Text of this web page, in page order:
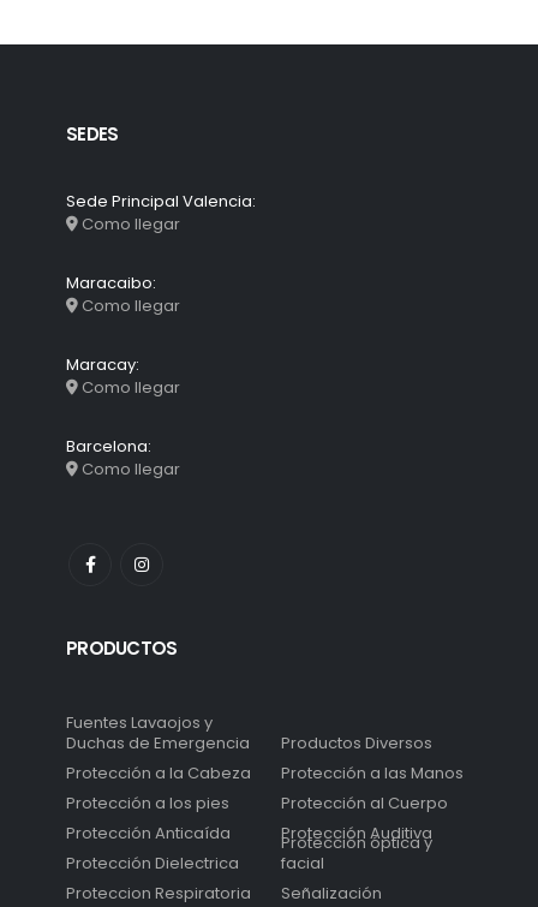
GUANTE ANTI IMPACTO TPR
SEDES
Sede Principal Valencia:
Como llegar
Maracaibo:
Como llegar
Maracay:
Como llegar
Barcelona:
Como llegar
PRODUCTOS
Fuentes Lavaojos y
Duchas de Emergencia
Productos Diversos
Protección a la Cabeza
Protección a las Manos
Protección a los pies
Protección al Cuerpo
Protección Anticaída
Protección Auditiva
Protección Dielectrica
Protección óptica y
facial
Proteccion Respiratoria
Señalización